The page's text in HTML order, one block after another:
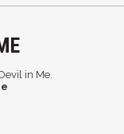
in Me.